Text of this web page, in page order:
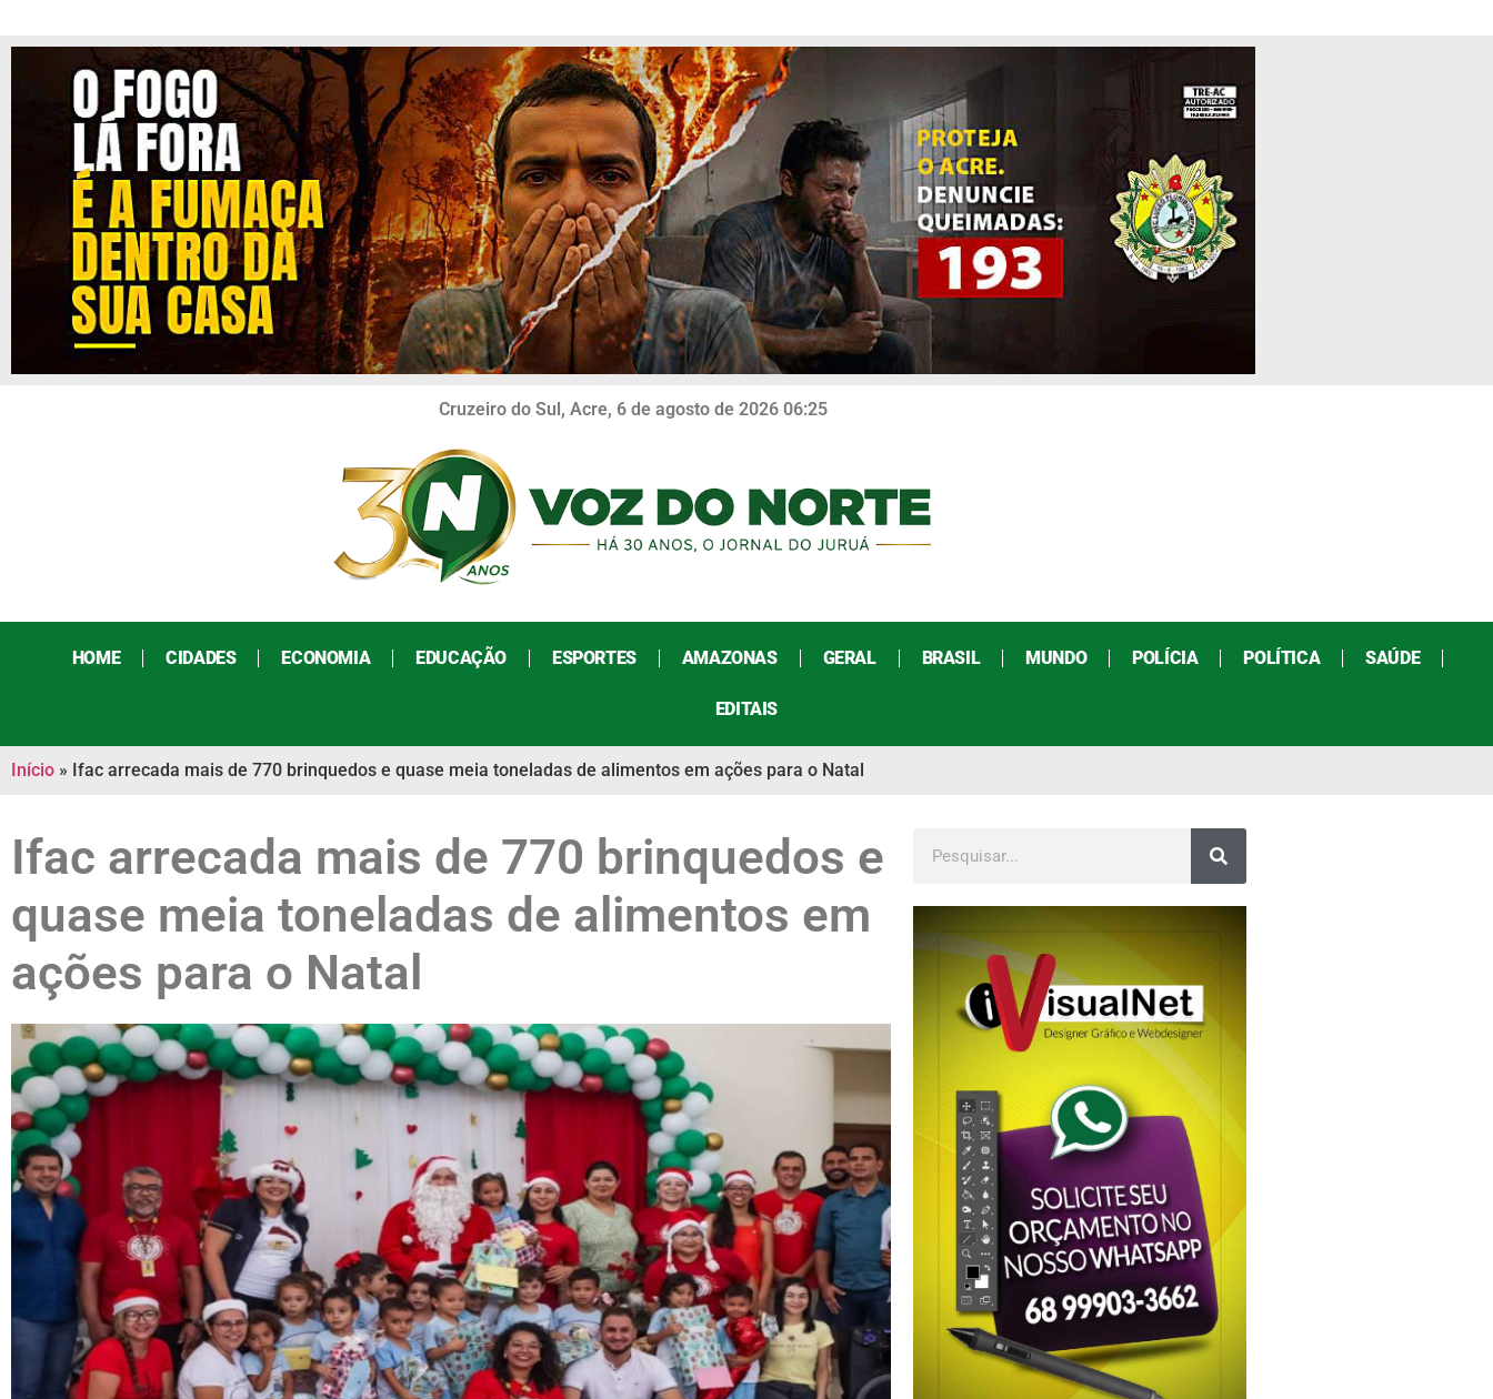
Cruzeiro do Sul, Acre, 6 de agosto de 2026 06:25
HOME CIDADES ECONOMIA EDUCAÇÃO ESPORTES AMAZONAS GERAL BRASIL MUNDO POLÍCIA POLÍTICA SAÚDE
EDITAIS
Início » Ifac arrecada mais de 770 brinquedos e quase meia toneladas de alimentos em ações para o Natal
Ifac arrecada mais de 770 brinquedos e
quase meia toneladas de alimentos em
ações para o Natal